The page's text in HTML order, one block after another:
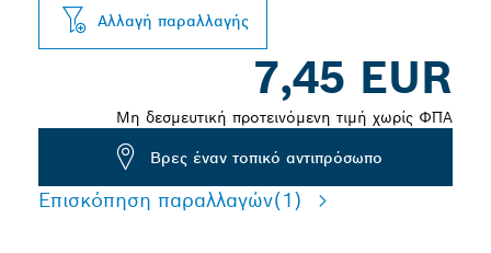
Αλλαγή παραλλαγής
7,45 EUR
Μη δεσμευτική προτεινόμενη τιμή χωρίς ΦΠΑ
Βρες έναν τοπικό αντιπρόσωπο
Επισκόπηση παραλλαγών(1)